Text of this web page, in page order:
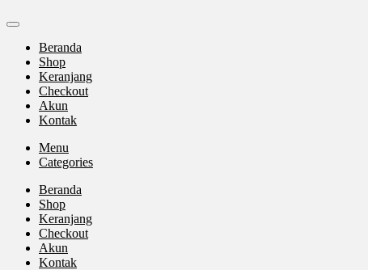
Beranda
Shop
Keranjang
Checkout
Akun
Kontak
Menu
Categories
Beranda
Shop
Keranjang
Checkout
Akun
Kontak